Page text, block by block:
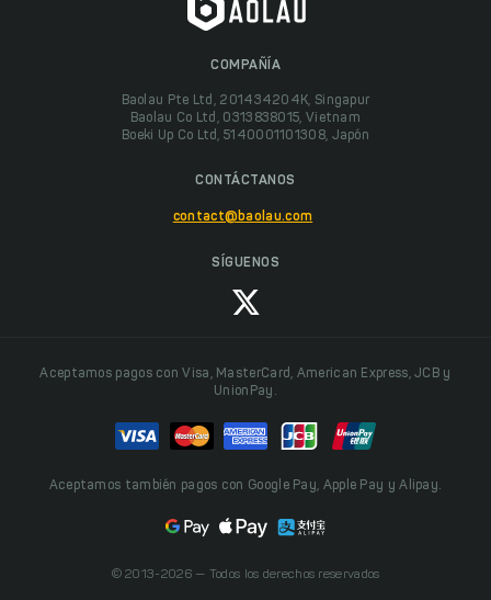
COMPAÑÍA
Baolau Pte Ltd, 201434204K, Singapur
Baolau Co Ltd, 0313838015, Vietnam
Boeki Up Co Ltd, 5140001101308, Japón
CONTÁCTANOS
contact@baolau.com
SÍGUENOS
Aceptamos pagos con Visa, MasterCard, American Express, JCB y
UnionPay.
Aceptamos también pagos con Google Pay, Apple Pay y Alipay.
© 2013-2026 — Todos los derechos reservados